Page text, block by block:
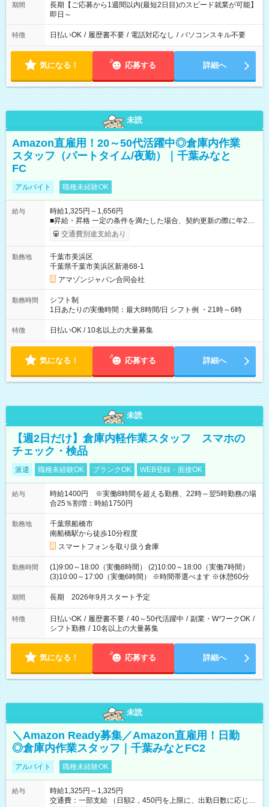
期間
長期【ご応募から1週間以内(最短2日目)のスピード就業が可能】
即日～
特徴 日払いOK / 履歴書不要 / 電話対応なし / パソコンスキル不要
気になる！ 応募する 詳細へ
未読
Amazon直雇用！20～50代活躍中◎倉庫内作業
スタッフ（パートタイム/夜勤）｜千葉みなと
FC
アルバイト 職種未経験OK
給与
時給1,325円～1,656円
■昇給・昇格 一定の条件を満たした場合、契約更新の際に年2回
まで昇給の機会があります。昇給上限は時給1390円となりま
す。 ■正社員登用制度あり ※月末締/翌月25日支払い ※時間外手
25%UPします) ☆給与前払い制度有！ ☆Amazon直雇用で安定
して働けます！ 【試用期間】試用期間あり 試用期間の長さ：1
週間 雇用形態、給与は本採用時と同じです。
交通費別途支給あり
勤務地
千葉市美浜区
千葉県千葉市美浜区新港68-1
アマゾンジャパン合同会社
勤務時間
シフト制
1日あたりの実働時間：最大8時間/日 シフト例 ・21時～6時
特徴 日払いOK / 10名以上の大量募集
気になる！ 応募する 詳細へ
未読
【週2日だけ】倉庫内軽作業スタッフ スマホの
チェック・検品
派遣 職種未経験OK ブランクOK WEB登録・面接OK
給与
時給1400円 ※実働8時間を超える勤務、22時～翌5時勤務の場
合25％割増：時給1750円
勤務地
千葉県船橋市
南船橋駅から徒歩10分程度
スマートフォンを取り扱う倉庫
勤務時間
(1)9:00～18:00（実働8時間） (2)10:00～18:00（実働7時間）
(3)10:00～17:00（実働6時間） ※時間帯選べます ※休憩60分
期間 長期 2026年9月スタート予定
特徴 日払いOK / 履歴書不要 / 40～50代活躍中 / 副業・WワークOK /
シフト勤務 / 10名以上の大量募集
気になる！ 応募する 詳細へ
未読
＼Amazon Ready募集／Amazon直雇用！日勤
◎倉庫内作業スタッフ｜千葉みなとFC2
アルバイト 職種未経験OK
給与
時給1,325円～1,325円
交通費：一部支給 （日額2，450円を上限に、出勤日数に応じて